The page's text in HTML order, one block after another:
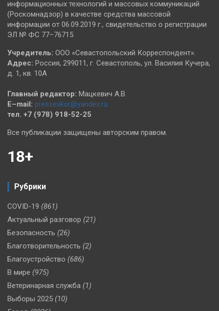
информационных технологий и массовых коммуникаций
(Роскомнадзор) в качестве средства массовой
информации от 06.09.2019 г., свидетельство о регистрации
ЭЛ № ФС 77–76715
Учредитель: ООО «Севастопольский Корреспондент».
Адрес: Россия, 299011, г. Севастополь, ул. Василия Кучера,
д. 1, кв. 10А
Главный редактор: Мацкевич А.В.
E–mail: pressevkor@yandex.ru
тел. +7 (978) 918-52-25
Все публикации защищены авторским правом.
18+
Рубрики
COVID-19 (861)
Актуальный разговор (21)
Безопасность (26)
Благотворительность (2)
Благоустройство (686)
В мире (975)
Ветеринарная служба (1)
Выборы 2025 (10)